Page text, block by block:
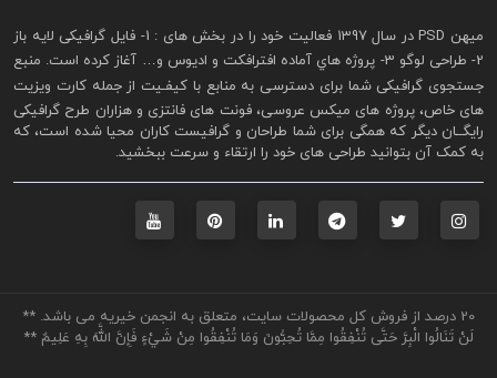
ميهن PSD در سال 1397 فعاليت خود را در بخش های : 1-
فايل گرافيکی لايه باز
2- طراحی لوگو 3- پروژه هاي آماده افترافکت و اديوس و… آغاز کرده است. منبع
جستجوی گرافيکی شما برای دسترسی به منابع با کيفـيت از جملهکارت ويزيت
های خاص، پروژه های ميکس عروسی، فونت های فانتزی و هزاران طرح گرافیکی
رايگــان ديگر که همگی برای شما طراحان و گرافيست کاران محيا شده است، که
به کمک آن بتوانيد طراحی های خود را ارتقاء و سرعت ببخشيد.
20 درصد از فروش کل محصولات سایت، متعلق به انجمن خیریه می باشد. **
لَنْ تَنَالُوا الْبِرَّ حَتَّى تُنْفِقُوا مِمَّا تُحِبُّونَ وَمَا تُنْفِقُوا مِنْ شَيْءٍ فَإِنَّ اللَّهَ بِهِ عَلِيمٌ **